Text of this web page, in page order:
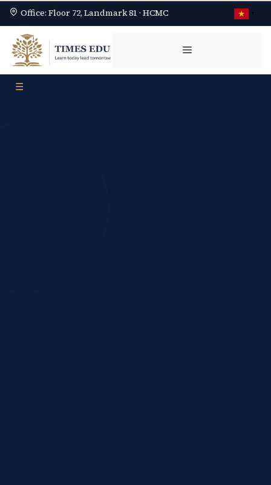
Office: Floor 72, Landmark 81 · HCMC ▼
Chuyển
đến
nội
dung
Menu
☰